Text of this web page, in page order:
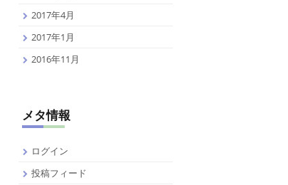
2017年4月
2017年1月
2016年11月
メタ情報
ログイン
投稿フィード